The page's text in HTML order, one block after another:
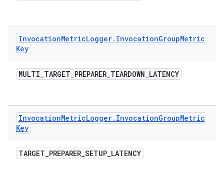
InvocationMetricLogger. InvocationGroupMetric
Key
MULTI_TARGET_PREPARER_TEARDOWN_LATENCY
InvocationMetricLogger. InvocationGroupMetric
Key
TARGET_PREPARER_SETUP_LATENCY